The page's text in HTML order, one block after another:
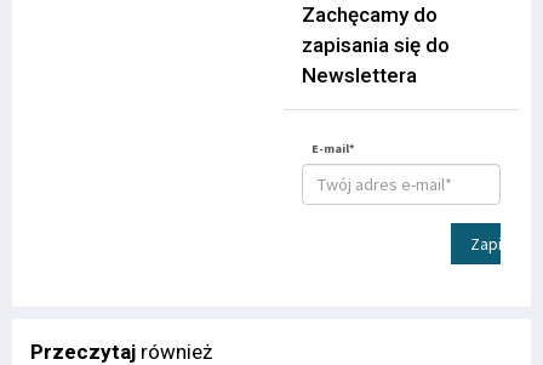
Zachęcamy do
zapisania się do
Newslettera
E-mail*
Zapisz
Przeczytaj również